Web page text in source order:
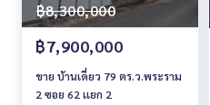
฿8,300,000
฿7,900,000
ขาย บ้านเดี่ยว 79 ตร.ว.พระราม
2 ซอย 62 เเยก 2